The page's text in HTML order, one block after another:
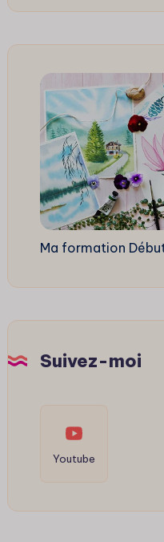
Guide
Ma formation
Suivez-moi
Youtube